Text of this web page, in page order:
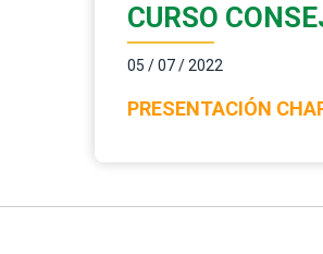
CURSO
05 / 07 / 2022
PRESENTACIÓN